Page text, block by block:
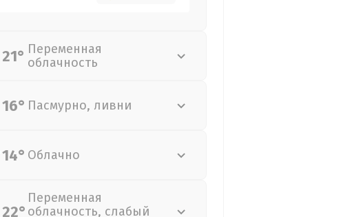
21° Переменная
облачность
16° Пасмурно, ливни
14° Облачно
22°
Переменная
облачность, слабый